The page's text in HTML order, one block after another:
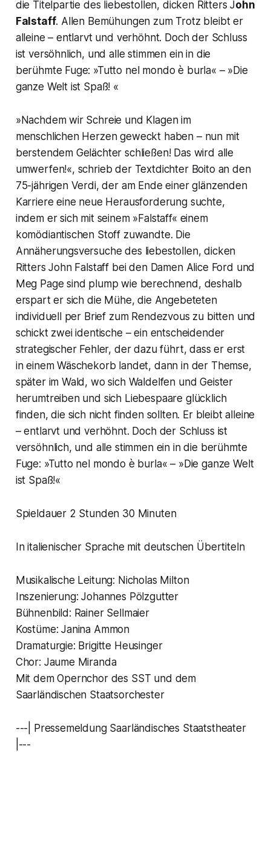
die Titelpartie des liebestollen, dicken Ritters John
Falstaff. Allen Bemühungen zum Trotz bleibt er
alleine – entlarvt und verhöhnt. Doch der Schluss
ist versöhnlich, und alle stimmen ein in die
berühmte Fuge: »Tutto nel mondo è burla« – »Die
ganze Welt ist Spaß! «
»Nachdem wir Schreie und Klagen im
menschlichen Herzen geweckt haben – nun mit
berstendem Gelächter schließen! Das wird alle
umwerfen!«, schrieb der Textdichter Boito an den
75-jährigen Verdi, der am Ende einer glänzenden
Karriere eine neue Herausforderung suchte,
indem er sich mit seinem »Falstaff« einem
komödiantischen Stoff zuwandte. Die
Annäherungsversuche des liebestollen, dicken
Ritters John Falstaff bei den Damen Alice Ford und
Meg Page sind plump wie berechnend, deshalb
erspart er sich die Mühe, die Angebeteten
individuell per Brief zum Rendezvous zu bitten und
schickt zwei identische – ein entscheidender
strategischer Fehler, der dazu führt, dass er erst
in einem Wäschekorb landet, dann in der Themse,
später im Wald, wo sich Waldelfen und Geister
herumtreiben und sich Liebespaare glücklich
finden, die sich nicht finden sollten. Er bleibt alleine
– entlarvt und verhöhnt. Doch der Schluss ist
versöhnlich, und alle stimmen ein in die berühmte
Fuge: »Tutto nel mondo è burla« – »Die ganze Welt
ist Spaß!«
Spieldauer 2 Stunden 30 Minuten
In italienischer Sprache mit deutschen Übertiteln
Musikalische Leitung: Nicholas Milton
Inszenierung: Johannes Pölzgutter
Bühnenbild: Rainer Sellmaier
Kostüme: Janina Ammon
Dramaturgie: Brigitte Heusinger
Chor: Jaume Miranda
Mit dem Opernchor des SST und dem
Saarländischen Staatsorchester
---| Pressemeldung Saarländisches Staatstheater
|---